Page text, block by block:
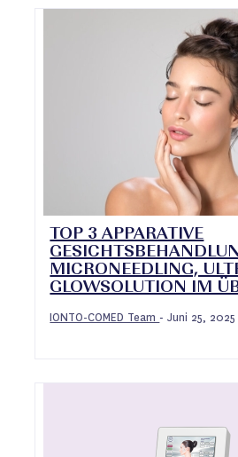
TOP 3 APPARATIVE
MICRONEEDLING,
GLOWSOLUTION IM
IONTO-COMED Team - Juni 25, 2025